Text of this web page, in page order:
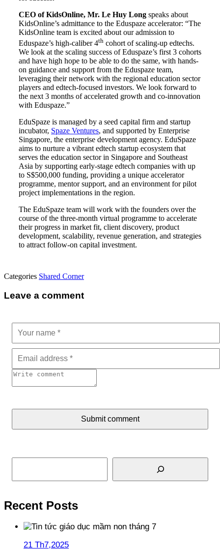
CEO of KidsOnline, Mr. Le Huy Long speaks about
KidsOnline’s admittance to the Eduspaze accelerator: “The
KidsOnline team is excited about our admission to
Eduspaze’s high-caliber 4th cohort of scaling-up edtechs.
We look at the scaling success of Eduspaze’s first 3 cohorts
and have high hope to be able to do the same, with hands-
on guidance and support from the Eduspaze team,
leveraging their network with the regional education sector
players and edtech-focused investors. We look forward to
the next 3 months of accelerated growth and co-innovation
with Eduspaze.”
EduSpaze is managed by a seed capital firm and startup
incubator, Spaze Ventures, and supported by Enterprise
Singapore, the enterprise development agency. EduSpaze
aims to nurture a vibrant edtech startup ecosystem that
serves the education sector in Singapore and Southeast
Asia by supporting early-stage edtech companies with up
to S$500,000 funding, providing a unique accelerator
programme, mentor support, and an environment for pilot
project implementations in the region.
The EduSpaze team will work with the founders over the
course of the three-month virtual programme to accelerate
their progress in market fit, client discovery, product
development, scalability, revenue generation, and strategies
to attract follow-on capital investment.
Categories Shared Corner
Leave a comment
Submit comment
Tìm kiếm
Recent Posts
21 Th7,2025